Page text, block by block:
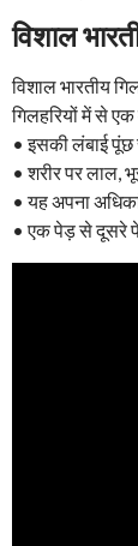
विशाल
विशाल भारतीय
गिलहरियों में से एक
• इसकी लंबाई पूंछ
• शरीर पर लाल,
• यह अपना
• एक पेड़ से दूसरे